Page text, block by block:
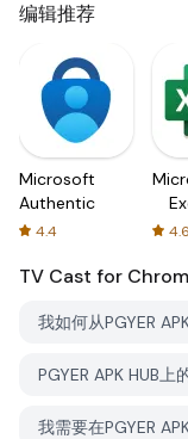
编辑推荐
Microsoft
Authenticator
4.4 4.6
TV Cast for